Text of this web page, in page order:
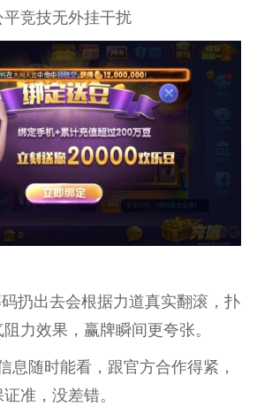
竞技无外挂干扰
扔出去会根据力道真实翻滚，扑
力效果，赢牌瞬间更夸张。
息随时能看，跟官方合作得紧，
准，没差错。